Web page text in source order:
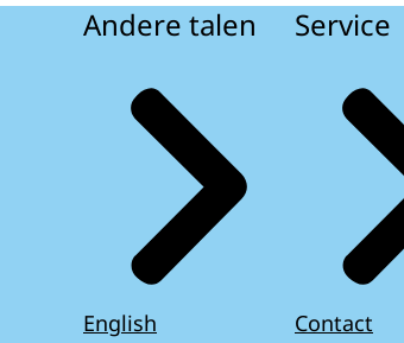
Andere talen
English
Service
Contact